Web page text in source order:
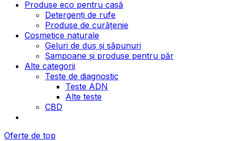
Produse eco pentru casă
Detergenți de rufe
Produse de curățenie
Cosmetice naturale
Geluri de duș și săpunuri
Șampoane și produse pentru păr
Alte categorii
Teste de diagnostic
Teste ADN
Alte teste
CBD
Oferte de top